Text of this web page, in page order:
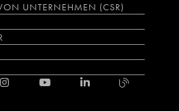
UNTERNEHMEN (CSR)